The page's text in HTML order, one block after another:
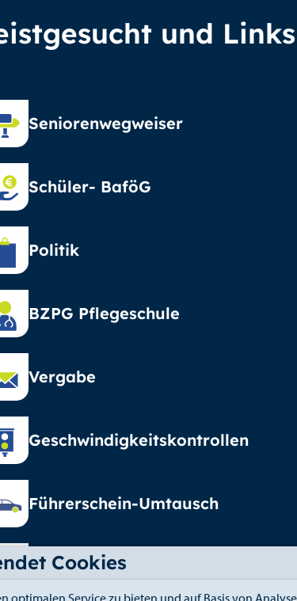
Cookies
und Links
Seniorenwegweiser
Schüler- BaföG
Politik
BZPG Pflegeschule
Vergabe
Geschwindigkeitskontrollen
Führerschein-Umtausch
Elterngeld